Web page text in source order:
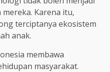
Karena itu,
terciptanya ekosistem
anak.
membawa
masyarakat.